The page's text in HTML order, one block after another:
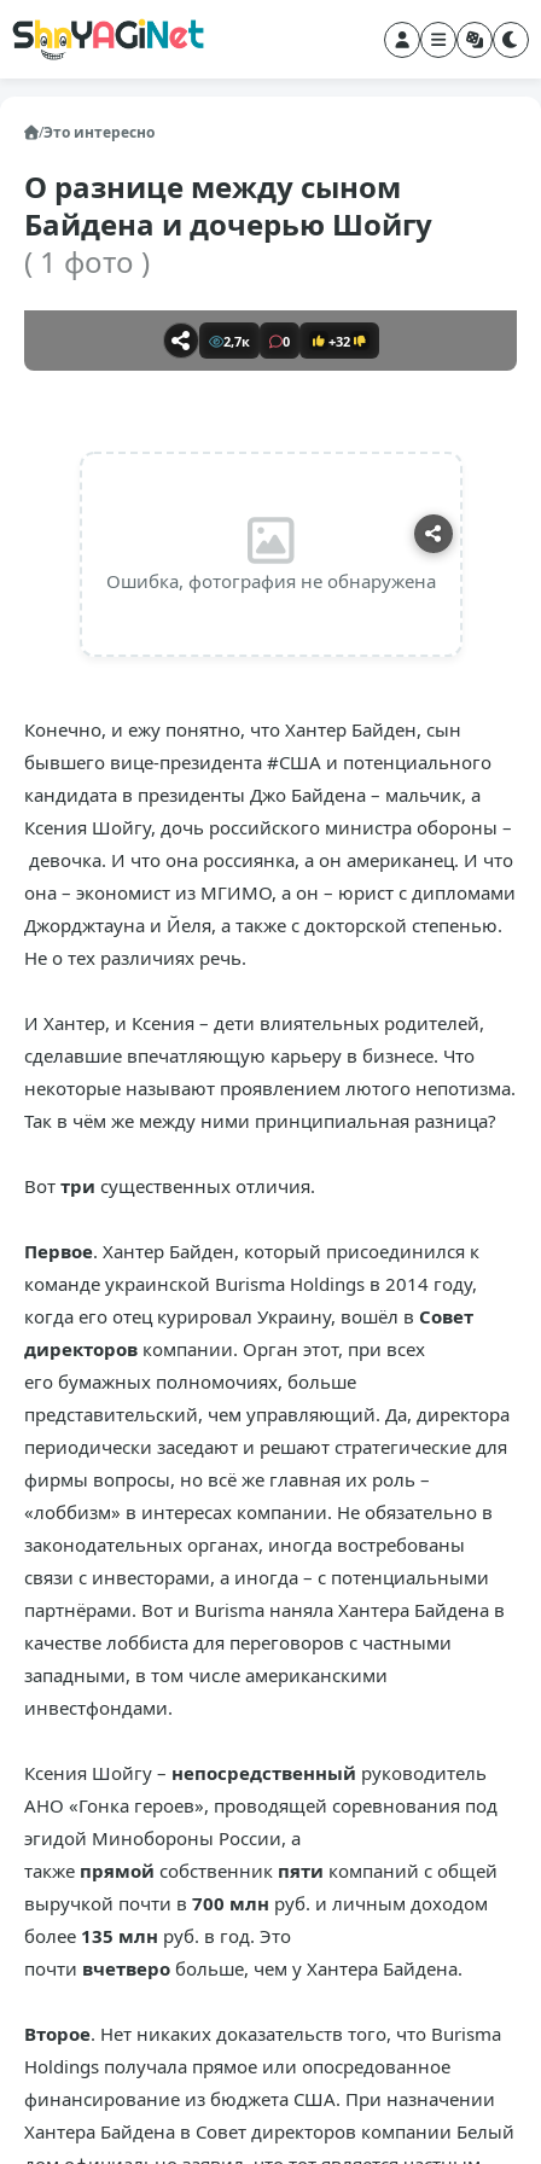
/Это интересно
О разнице между сыном
Байдена и дочерью Шойгу
( 1 фото )
2,7к 0 +32
Ошибка, фотография не обнаружена
Конечно, и ежу понятно, что Хантер Байден, сын
бывшего вице-президента #США и потенциального
кандидата в президенты Джо Байдена – мальчик, а
Ксения Шойгу, дочь российского министра обороны –
девочка. И что она россиянка, а он американец. И что
она – экономист из МГИМО, а он – юрист с дипломами
Джорджтауна и Йеля, а также с докторской степенью.
Не о тех различиях речь.
И Хантер, и Ксения – дети влиятельных родителей,
сделавшие впечатляющую карьеру в бизнесе. Что
некоторые называют проявлением лютого непотизма.
Так в чём же между ними принципиальная разница?
Вот три существенных отличия.
Первое. Хантер Байден, который присоединился к
команде украинской Burisma Holdings в 2014 году,
когда его отец курировал Украину, вошёл в Совет
директоров компании. Орган этот, при всех
его бумажных полномочиях, больше
представительский, чем управляющий. Да, директора
периодически заседают и решают стратегические для
фирмы вопросы, но всё же главная их роль –
«лоббизм» в интересах компании. Не обязательно в
законодательных органах, иногда востребованы
связи с инвесторами, а иногда – с потенциальными
партнёрами. Вот и Burisma наняла Хантера Байдена в
качестве лоббиста для переговоров с частными
западными, в том числе американскими
инвестфондами.
Ксения Шойгу – непосредственный руководитель
АНО «Гонка героев», проводящей соревнования под
эгидой Минобороны России, а
также прямой собственник пяти компаний с общей
выручкой почти в 700 млн руб. и личным доходом
более 135 млн руб. в год. Это
почти вчетверо больше, чем у Хантера Байдена.
Второе. Нет никаких доказательств того, что Burisma
Holdings получала прямое или опосредованное
финансирование из бюджета США. При назначении
Хантера Байдена в Совет директоров компании Белый